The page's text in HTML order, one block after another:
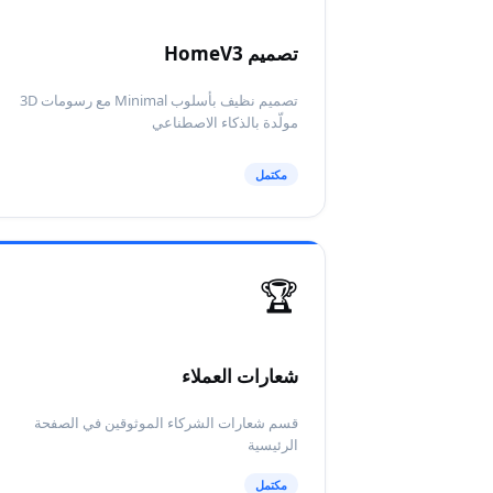
تصميم HomeV3
تصميم نظيف بأسلوب Minimal مع رسومات 3D
مولّدة بالذكاء الاصطناعي
مكتمل
🏆
شعارات العملاء
قسم شعارات الشركاء الموثوقين في الصفحة
الرئيسية
مكتمل